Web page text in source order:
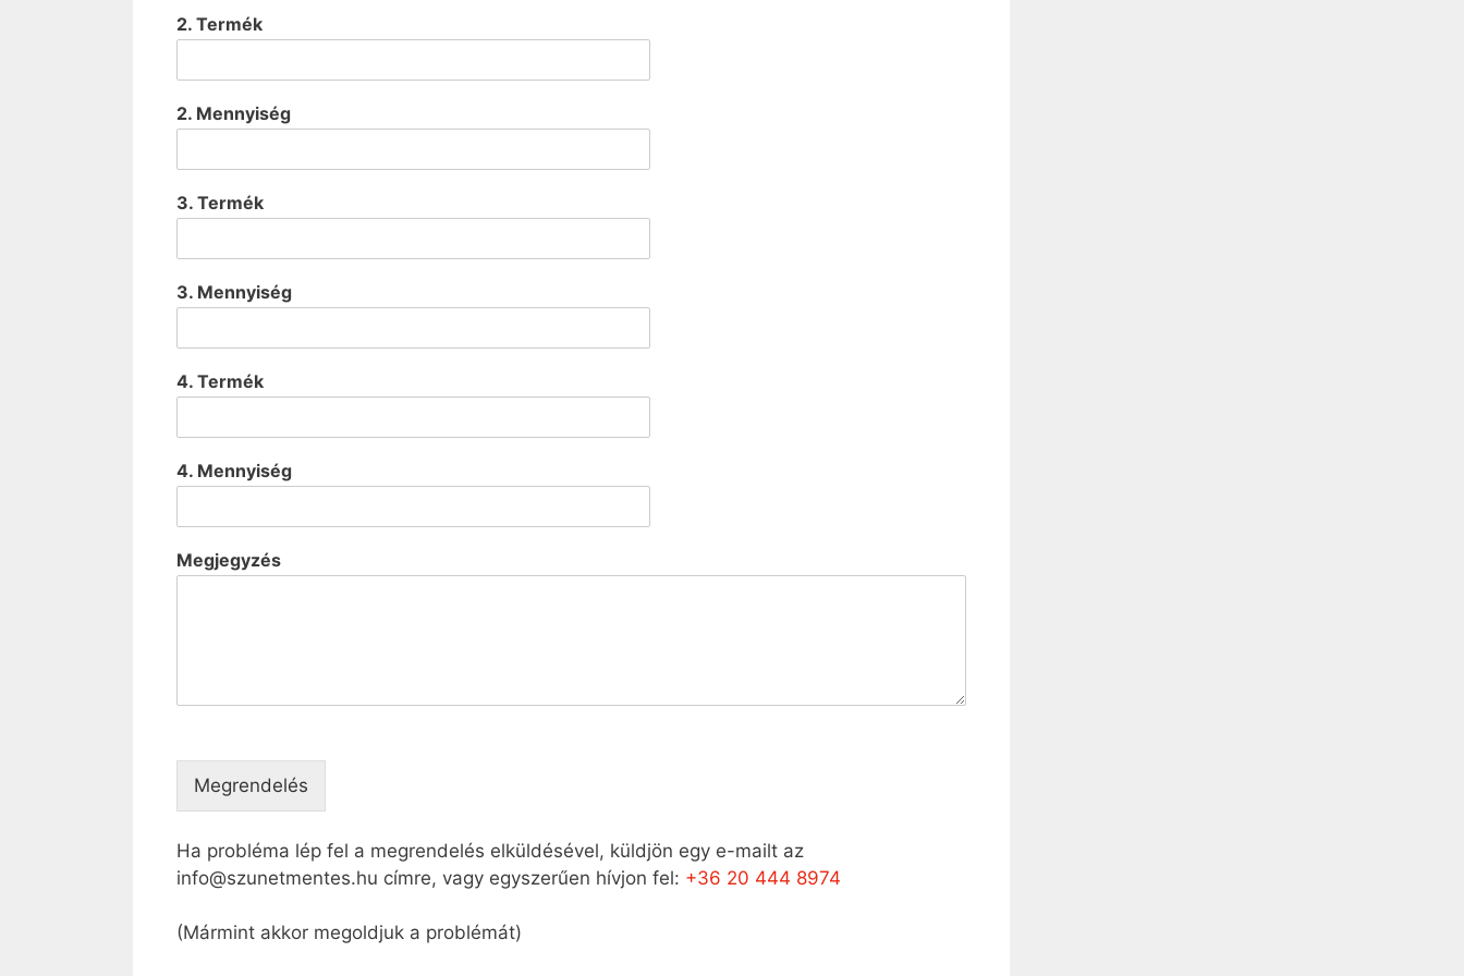
2. Termék
2. Mennyiség
3. Termék
3. Mennyiség
4. Termék
4. Mennyiség
Megjegyzés
Megrendelés
Ha probléma lép fel a megrendelés elküldésével, küldjön egy e-mailt az
info@szunetmentes.hu címre, vagy egyszerűen hívjon fel: +36 20 444 8974
(Mármint akkor megoldjuk a problémát)